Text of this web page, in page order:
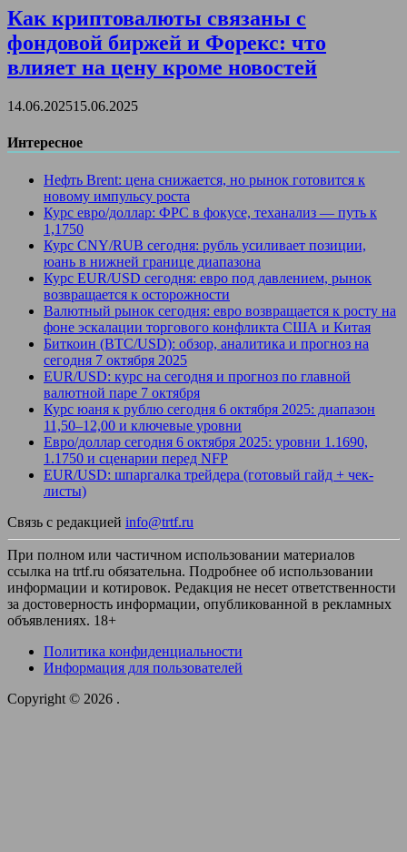
Как криптовалюты связаны с
фондовой биржей и Форекс: что
влияет на цену кроме новостей
14.06.202515.06.2025
Интересное
Нефть Brent: цена снижается, но рынок готовится к
новому импульсу роста
Курс евро/доллар: ФРС в фокусе, теханализ — путь к
1,1750
Курс CNY/RUB сегодня: рубль усиливает позиции,
юань в нижней границе диапазона
Курс EUR/USD сегодня: евро под давлением, рынок
возвращается к осторожности
Валютный рынок сегодня: евро возвращается к росту на
фоне эскалации торгового конфликта США и Китая
Биткоин (BTC/USD): обзор, аналитика и прогноз на
сегодня 7 октября 2025
EUR/USD: курс на сегодня и прогноз по главной
валютной паре 7 октября
Курс юаня к рублю сегодня 6 октября 2025: диапазон
11,50–12,00 и ключевые уровни
Евро/доллар сегодня 6 октября 2025: уровни 1.1690,
1.1750 и сценарии перед NFP
EUR/USD: шпаргалка трейдера (готовый гайд + чек-
листы)
Связь с редакцией info@trtf.ru
При полном или частичном использовании материалов
ссылка на trtf.ru обязательна. Подробнее об использовании
информации и котировок. Редакция не несет ответственности
за достоверность информации, опубликованной в рекламных
объявлениях. 18+
Политика конфиденциальности
Информация для пользователей
Copyright © 2026 .